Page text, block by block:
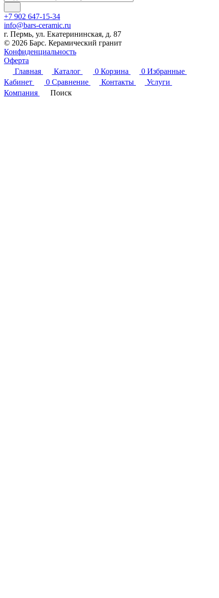
+7 902 647-15-34
info@bars-ceramic.ru
г. Пермь, ул. Екатерининская, д. 87
© 2026 Барс. Керамический гранит
Конфиденциальность
Оферта
Главная
Каталог 0 Корзина 0 Избранные
Кабинет
0 Сравнение Контакты
Услуги
Компания
Поиск